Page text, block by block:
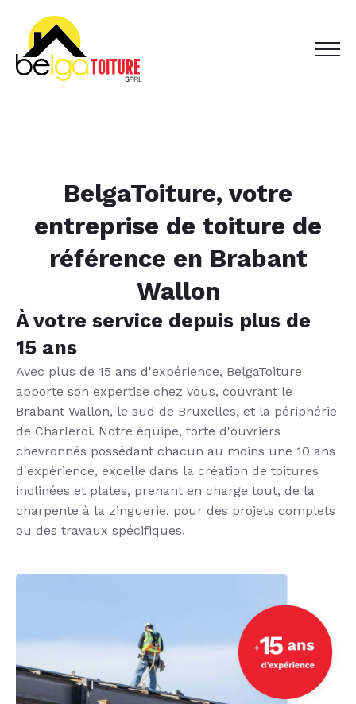
BelgaToiture, votre
entreprise de toiture de
référence en Brabant
Wallon
À votre service depuis plus de
15 ans
Avec plus de 15 ans d'expérience, BelgaToiture
apporte son expertise chez vous, couvrant le
Brabant Wallon, le sud de Bruxelles, et la périphérie
de Charleroi. Notre équipe, forte d'ouvriers
chevronnés possédant chacun au moins une 10 ans
d'expérience, excelle dans la création de toitures
inclinées et plates, prenant en charge tout, de la
charpente à la zinguerie, pour des projets complets
ou des travaux spécifiques.